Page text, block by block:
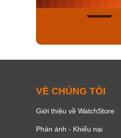
VỀ CHÚNG TÔI
Giới thiệu về WatchStore
Phản ánh - Khiếu nại